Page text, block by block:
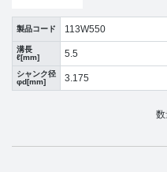
製品コード 113W550
溝長
ℓ[mm]
5.5
シャンク径
φd[mm]
3.175
数